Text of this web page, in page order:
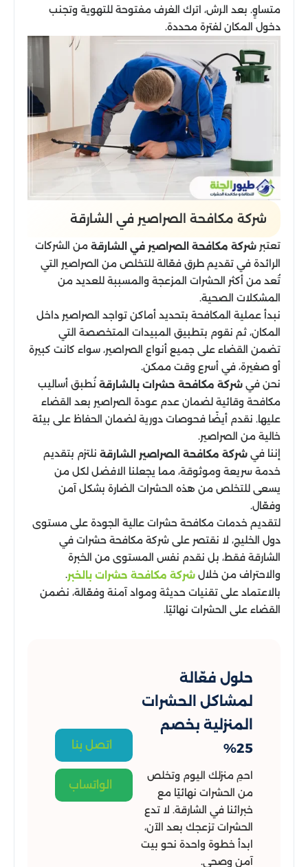
متساوٍ. بعد الرش، اترك الغرف مفتوحة للتهوية وتجنب
دخول المكان لفترة محددة.
شركة مكافحة الصراصير​ في الشارقة
تعتبر شركة مكافحة الصراصير في الشارقة من الشركات
الرائدة في تقديم طرق فعّالة للتخلص من الصراصير التي
تُعد من أكثر الحشرات المزعجة والمسببة للعديد من
المشكلات الصحية.
نبدأ عملية المكافحة بتحديد أماكن تواجد الصراصير داخل
المكان، ثم نقوم بتطبيق المبيدات المتخصصة التي
تضمن القضاء على جميع أنواع الصراصير، سواء كانت كبيرة
أو صغيرة، في أسرع وقت ممكن.
نحن في شركة مكافحة حشرات بالشارقة نُطبق أساليب
مكافحة وقائية لضمان عدم عودة الصراصير بعد القضاء
عليها. نقدم أيضًا فحوصات دورية لضمان الحفاظ على بيئة
خالية من الصراصير.
إننا في شركة مكافحة الصراصير الشارقة نلتزم بتقديم
خدمة سريعة وموثوقة، مما يجعلنا الافضل لكل من
يسعى للتخلص من هذه الحشرات الضارة بشكل آمن
وفعّال.
لتقديم خدمات مكافحة حشرات عالية الجودة على مستوى
دول الخليج، لا نقتصر على شركة مكافحة حشرات في
الشارقة فقط، بل نقدم نفس المستوى من الخبرة
والاحتراف من خلال شركة مكافحة حشرات بالخبر.
بالاعتماد على تقنيات حديثة ومواد آمنة وفعّالة، نضمن
القضاء على الحشرات نهائيًا.
حلول فعّالة
لمشاكل الحشرات
المنزلية بخصم
25%
احمِ منزلك اليوم وتخلص
من الحشرات نهائيًا مع
خبرائنا في الشارقة. لا تدع
الحشرات تزعجك بعد الآن،
ابدأ خطوة واحدة نحو بيت
آمن وصحي.
اتصل بنا
الواتساب